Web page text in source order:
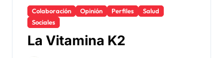
Colaboración Opinión Perfiles
Salud
Sociales
La Vitamina K2